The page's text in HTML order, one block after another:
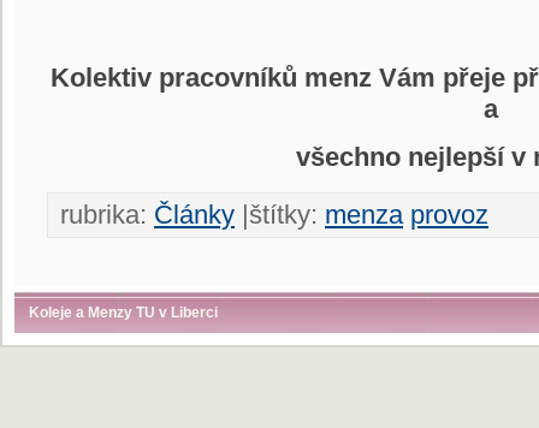
Kolektiv pracovníků menz Vám přeje
a
všechno nejlepší v
rubrika: Články |štítky: menza provoz
Koleje a Menzy TU v Liberci